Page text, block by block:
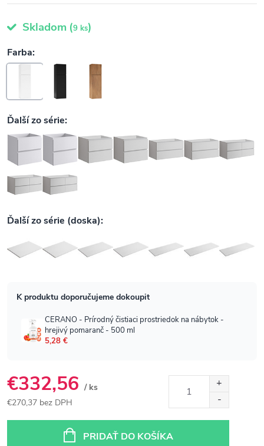
Skladom (9 ks)
€332,56 / ks
€270,37 bez DPH
PRIDAŤ DO KOŠÍKA